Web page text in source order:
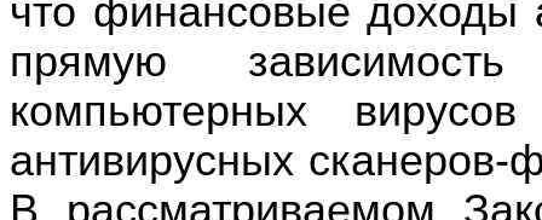
что финансовые доходы
прямую
компьютерных
антивирусных
В рассматриваемом